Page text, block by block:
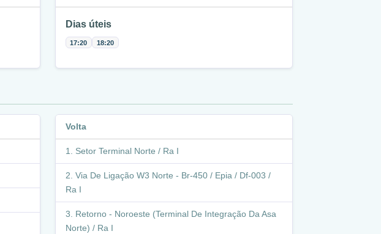
Dias úteis
17:20 18:20
Volta
Setor Terminal Norte / Ra I
Via De Ligação W3 Norte - Br-450 / Epia / Df-003 /
Ra I
Retorno - Noroeste (Terminal De Integração Da Asa
Norte) / Ra I